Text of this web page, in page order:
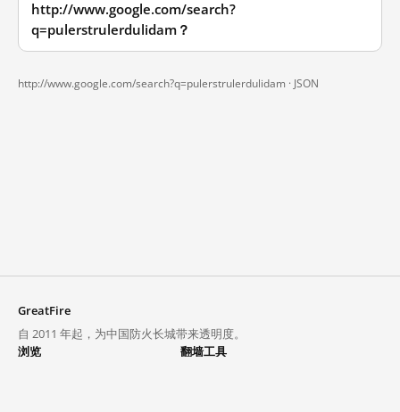
http://www.google.com/search?
q=pulerstrulerdulidam？
http://www.google.com/search?q=pulerstrulerdulidam · JSON
GreatFire
自 2011 年起，为中国防火长城带来透明度。
浏览
翻墙工具